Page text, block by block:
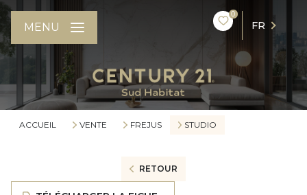
0
FR
MENU
ACCUEIL VENTE FREJUS STUDIO
RETOUR